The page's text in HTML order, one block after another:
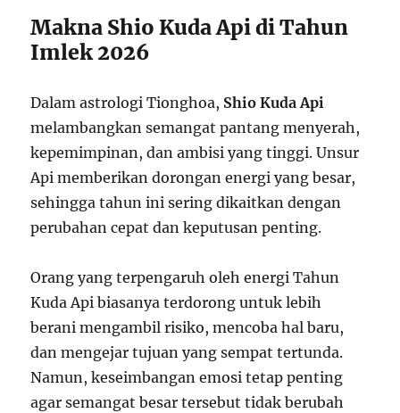
Makna Shio Kuda Api di Tahun
Imlek 2026
Dalam astrologi Tionghoa, Shio Kuda Api
melambangkan semangat pantang menyerah,
kepemimpinan, dan ambisi yang tinggi. Unsur
Api memberikan dorongan energi yang besar,
sehingga tahun ini sering dikaitkan dengan
perubahan cepat dan keputusan penting.
Orang yang terpengaruh oleh energi Tahun
Kuda Api biasanya terdorong untuk lebih
berani mengambil risiko, mencoba hal baru,
dan mengejar tujuan yang sempat tertunda.
Namun, keseimbangan emosi tetap penting
agar semangat besar tersebut tidak berubah